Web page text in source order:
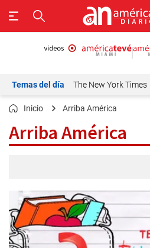
Temas del día The New York Times
Inicio Arriba América
Arriba América